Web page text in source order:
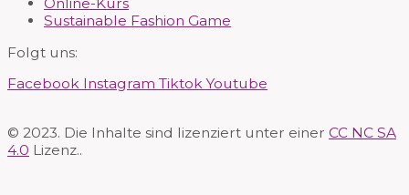
Online-Kurs
Sustainable Fashion Game
Folgt uns:
Facebook Instagram Tiktok Youtube
© 2023. Die Inhalte sind lizenziert unter einer CC NC SA
4.0 Lizenz..